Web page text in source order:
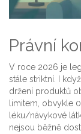
Právní
V roce 2026 je
stále striktní. I
držení produktů
limitem, obvykle
léku/návykové
nejsou běžně